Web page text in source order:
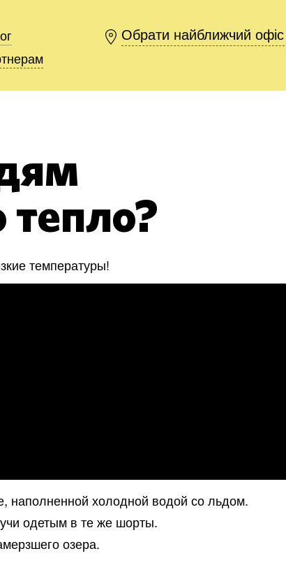
Обрати найближчий офіс
Обрати найближчий офіс
температуры!
наполненной холодной водой со льдом.
одетым в те же шорты.
озера.